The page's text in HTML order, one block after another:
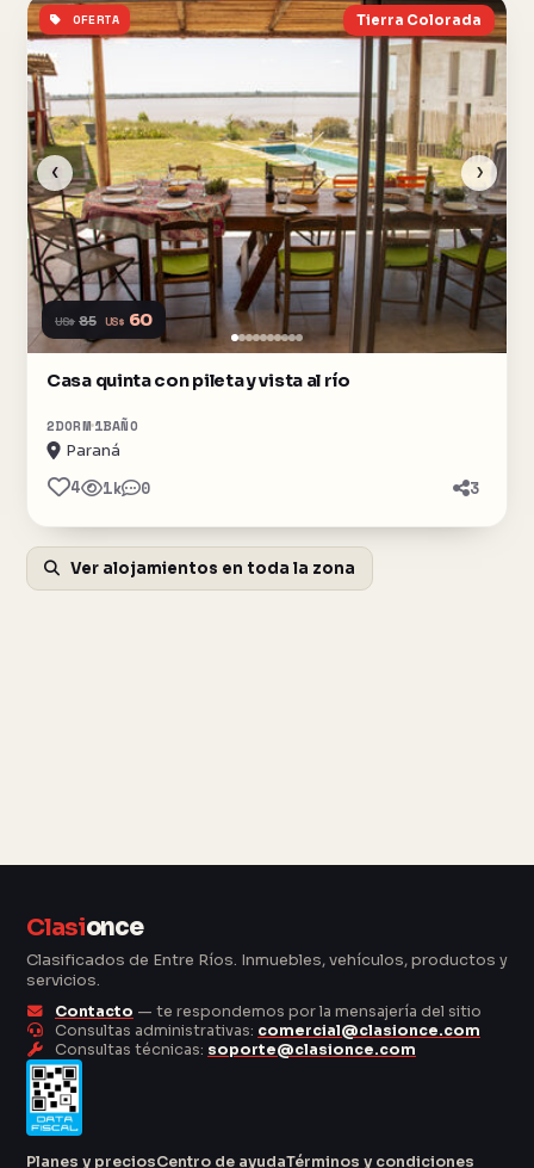
‹ ›
Tierra Colorada
OFERTA
US$ 85 US$ 60
Casa quinta con pileta y vista al río
2DORM 1BAÑO
Paraná
4 1k 0 3
Ver alojamientos en toda la zona
Clasionce
Clasificados de Entre Ríos. Inmuebles, vehículos, productos y
servicios.
Contacto — te respondemos por la mensajería del sitio
Consultas administrativas: comercial@clasionce.com
Consultas técnicas: soporte@clasionce.com
Planes y preciosCentro de ayudaTérminos y condiciones